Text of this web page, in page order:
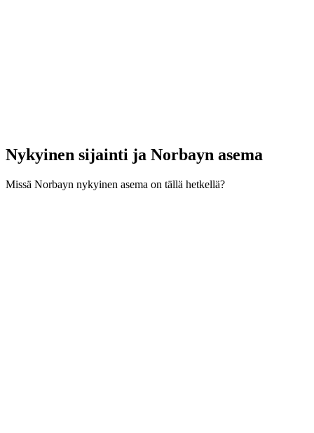
Nykyinen sijainti ja Norbayn asema
Missä Norbayn nykyinen asema on tällä hetkellä?